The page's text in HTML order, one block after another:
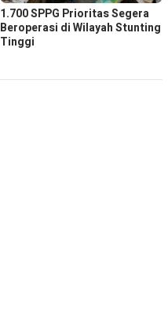
1.700 SPPG Prioritas Segera
Beroperasi di Wilayah Stunting
Tinggi